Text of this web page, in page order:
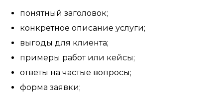
понятный заголовок;
конкретное описание услуги;
выгоды для клиента;
примеры работ или кейсы;
ответы на частые вопросы;
форма заявки;